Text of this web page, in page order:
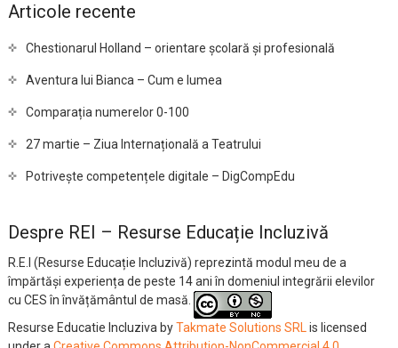
Articole recente
Chestionarul Holland – orientare școlară și profesională
Aventura lui Bianca – Cum e lumea
Comparația numerelor 0-100
27 martie – Ziua Internațională a Teatrului
Potrivește competențele digitale – DigCompEdu
Despre REI – Resurse Educație Incluzivă
R.E.I (Resurse Educație Incluzivă) reprezintă modul meu de a
împărtăși experiența de peste 14 ani în domeniul integrării elevilor
cu CES în învățământul de masă.
Resurse Educatie Incluziva byTakmate Solutions SRL is licensed